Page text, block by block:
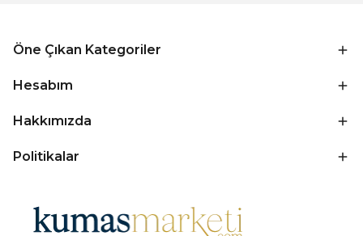
Öne Çıkan Kategoriler
Hesabım
Hakkımızda
Politikalar